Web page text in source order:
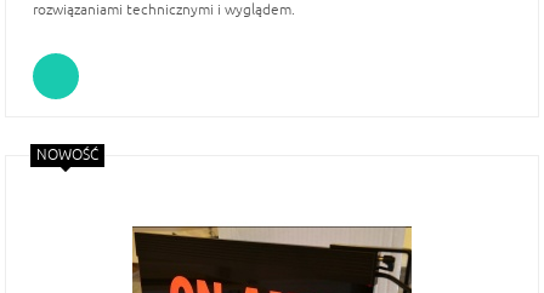
rozwiązaniami technicznymi i wyglądem.
NOWOŚĆ